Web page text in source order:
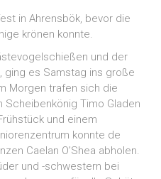
in Ahrensbök, bevor die
krönen konnte.
und der
es Samstag ins große
Morgen trafen sich die
Timo Gladen
und einem
konnte de
Caelan O’Shea abholen.
und -schwestern bei